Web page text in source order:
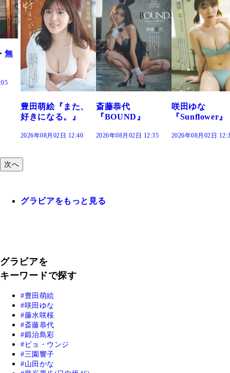
斎藤恭代
『BOUND』
2026年08月02日 12:35
咲田ゆな
『Sunflower』
2026年08月02日 12:30
藤水咲桜『花
だまり』
2026年08月02日
次へ
グラビアをもっと見る
グラビアを
キーワードで探す
豊田萌絵
咲田ゆな
藤水咲桜
斎藤恭代
鍛治島彩
ピョ・ウンジ
三園響子
山田かな